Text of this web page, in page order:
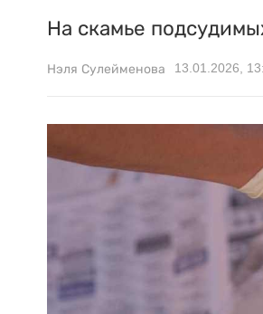
На скамье
Нэля Сулейменова 13.01.2026,